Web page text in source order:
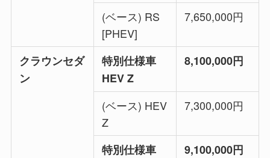
(ベース) RS
[PHEV]
7,650,000円
クラウンセダ
ン
特別仕様車
HEV Z
8,100,000円
(ベース) HEV
Z
7,300,000円
特別仕様車
9,100,000円